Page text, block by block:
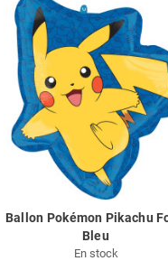
Ballon Pokémon Pikachu
Bleu
En stock